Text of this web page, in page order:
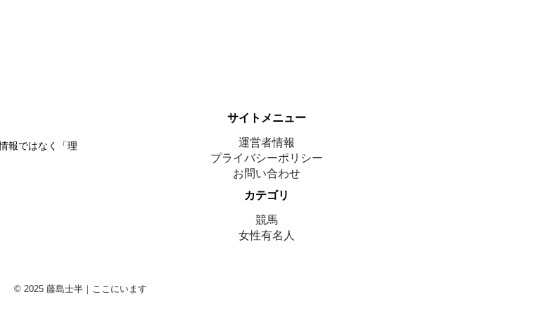
報ではなく「理
サイトメニュー
運営者情報
プライバシーポリシー
お問い合わせ
カテゴリ
競馬
女性有名人
© 2025 藤島士半｜ここにいます